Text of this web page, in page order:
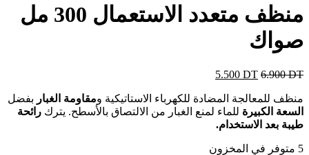
منظف ​​متعدد الاستعمال 300 مل
صواك
6.900DT
5.500 DT
منظف للمعالجة المضادة للكهرباء الاستاتيكية ومقاومة الغبار بفضل
السعة الكبيرة للماء لمنع الغبار من الالتصاق بالأسطح. يترك رائحة
طيبة بعد الاستخدام.
5 متوفر في المخزون